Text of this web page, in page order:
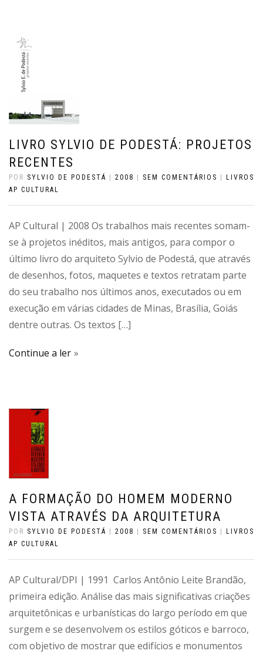
LIVRO SYLVIO DE PODESTÁ: PROJETOS
RECENTES
POR SYLVIO DE PODESTÁ | 2008 | SEM COMENTÁRIOS | LIVROS
AP CULTURAL
AP Cultural | 2008 Os trabalhos mais recentes somam-
se à projetos inéditos, mais antigos, para compor o
último livro do arquiteto Sylvio de Podestá, que através
de desenhos, fotos, maquetes e textos retratam parte
do seu trabalho nos últimos anos, executados ou em
execução em várias cidades de Minas, Brasília, Goiás
dentre outras. Os textos […]
Continue a ler
A FORMAÇÃO DO HOMEM MODERNO
VISTA ATRAVÉS DA ARQUITETURA
POR SYLVIO DE PODESTÁ | 2008 | SEM COMENTÁRIOS | LIVROS
AP CULTURAL
AP Cultural/DPI | 1991 Carlos Antônio Leite Brandão,
primeira edição. Análise das mais significativas criações
arquitetônicas e urbanísticas do largo período em que
surgem e se desenvolvem os estilos góticos e barroco,
com objetivo de mostrar que edifícios e monumentos